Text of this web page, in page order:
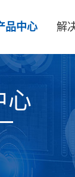
品中心 解
心